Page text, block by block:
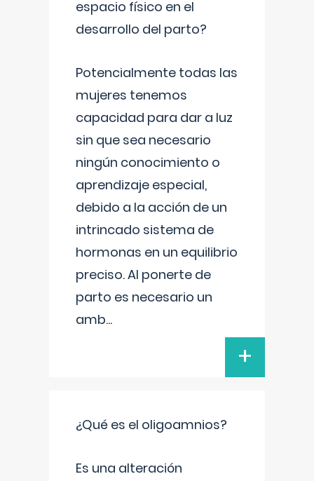
espacio físico en el
desarrollo del parto?
Potencialmente todas las
mujeres tenemos
capacidad para dar a luz
sin que sea necesario
ningún conocimiento o
aprendizaje especial,
debido a la acción de un
intrincado sistema de
hormonas en un equilibrio
preciso. Al ponerte de
parto es necesario un
amb...
+
¿Qué es el oligoamnios?
Es una alteración